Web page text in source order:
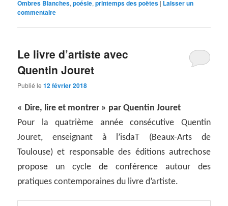
Ombres Blanches,poésie,printemps des poètes | Laisser un
commentaire
Le livre d’artiste avec
Quentin Jouret
Publié le12 février 2018
« Dire, lire et montrer » par Quentin Jouret
Pour la quatrième année consécutive Quentin
Jouret, enseignant à l’isdaT (Beaux-Arts de
Toulouse) et responsable des éditions autrechose
propose un cycle de conférence autour des
pratiques contemporaines du livre d’artiste.